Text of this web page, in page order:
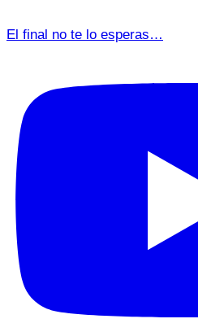
El final no te lo esperas…